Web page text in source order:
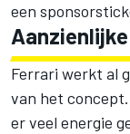
een
Ferrari werkt al
van het concept.
er veel energie